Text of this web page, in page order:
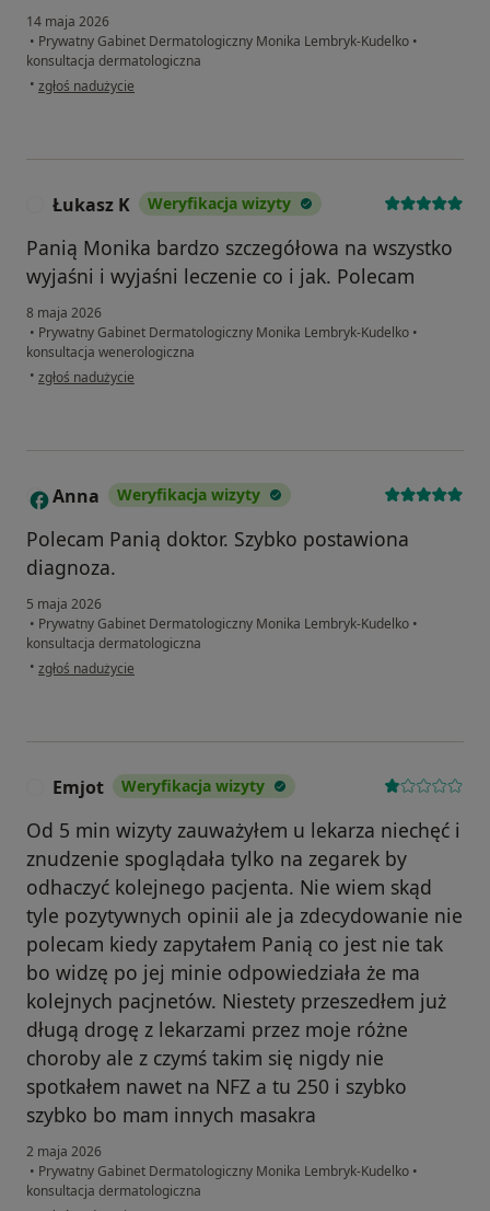
14 maja 2026
• Prywatny Gabinet Dermatologiczny Monika Lembryk-Kudelko •
konsultacja dermatologiczna
• w opinii użytkownika Michał
zgłoś nadużycie
Łukasz K Weryfikacja wizyty
Panią Monika bardzo szczegółowa na wszystko
wyjaśni i wyjaśni leczenie co i jak. Polecam
8 maja 2026
• Prywatny Gabinet Dermatologiczny Monika Lembryk-Kudelko •
konsultacja wenerologiczna
• w opinii użytkownika Łukasz K
zgłoś nadużycie
A Anna Weryfikacja wizyty
Polecam Panią doktor. Szybko postawiona
diagnoza.
5 maja 2026
• Prywatny Gabinet Dermatologiczny Monika Lembryk-Kudelko •
konsultacja dermatologiczna
• w opinii użytkownika Anna
zgłoś nadużycie
Emjot Weryfikacja wizyty
Od 5 min wizyty zauważyłem u lekarza niechęć i
znudzenie spoglądała tylko na zegarek by
odhaczyć kolejnego pacjenta. Nie wiem skąd
tyle pozytywnych opinii ale ja zdecydowanie nie
polecam kiedy zapytałem Panią co jest nie tak
bo widzę po jej minie odpowiedziała że ma
kolejnych pacjnetów. Niestety przeszedłem już
długą drogę z lekarzami przez moje różne
choroby ale z czymś takim się nigdy nie
spotkałem nawet na NFZ a tu 250 i szybko
szybko bo mam innych masakra
2 maja 2026
• Prywatny Gabinet Dermatologiczny Monika Lembryk-Kudelko •
konsultacja dermatologiczna